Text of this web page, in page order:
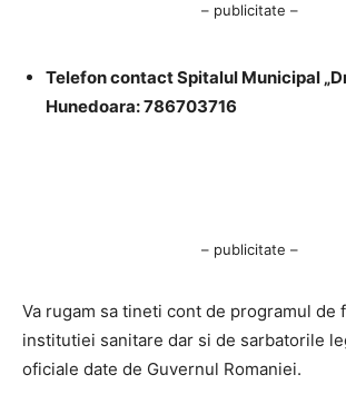
– publicitate –
Telefon contact Spitalul Municipal
Hunedoara: 786703716
– publicitate –
Va rugam sa tineti cont de programul de
institutiei sanitare dar si de sarbatorile
oficiale date de Guvernul Romaniei.